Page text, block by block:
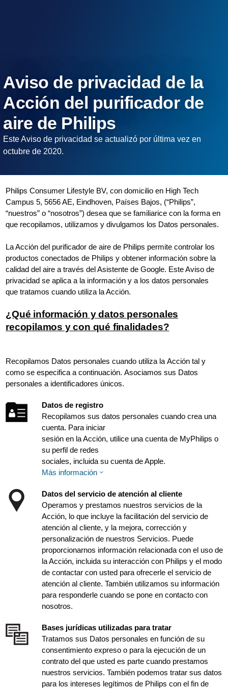
Aviso de privacidad de la
Acción del purificador de
aire de Philips
Este Aviso de privacidad se actualizó por última vez en
octubre de 2020.
Philips Consumer Lifestyle BV, con domicilio en High Tech
Campus 5, 5656 AE, Eindhoven, Países Bajos, (“Philips”,
“nuestros” o “nosotros”) desea que se familiarice con la forma en
que recopilamos, utilizamos y divulgamos los Datos personales.
La Acción del purificador de aire de Philips permite controlar los
productos conectados de Philips y obtener información sobre la
calidad del aire a través del Asistente de Google. Este Aviso de
privacidad se aplica a la información y a los datos personales
que tratamos cuando utiliza la Acción.
¿Qué información y datos personales
recopilamos y con qué finalidades?
Recopilamos Datos personales cuando utiliza la Acción tal y
como se especifica a continuación. Asociamos sus Datos
personales a identificadores únicos.
Datos de registro
Recopilamos sus datos personales cuando crea una
cuenta. Para iniciar
sesión en la Acción, utilice una cuenta de MyPhilips o
su perfil de redes
sociales, incluida su cuenta de Apple.
Más información
Datos del servicio de atención al cliente
Operamos y prestamos nuestros servicios de la
Acción, lo que incluye la facilitación del servicio de
atención al cliente, y la mejora, corrección y
personalización de nuestros Servicios. Puede
proporcionarnos información relacionada con el uso de
la Acción, incluida su interacción con Philips y el modo
de contactar con usted para ofrecerle el servicio de
atención al cliente. También utilizamos su información
para responderle cuando se pone en contacto con
nosotros.
Bases jurídicas utilizadas para tratar
Tratamos sus Datos personales en función de su
consentimiento expreso o para la ejecución de un
contrato del que usted es parte cuando prestamos
nuestros servicios. También podemos tratar sus datos
para los intereses legítimos de Philips con el fin de